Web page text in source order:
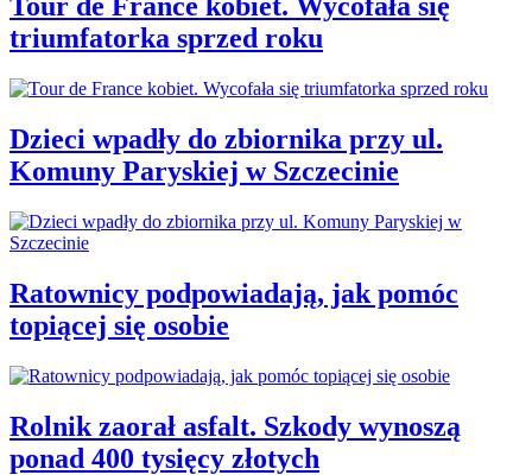
Tour de France kobiet. Wycofała się
triumfatorka sprzed roku
Dzieci wpadły do zbiornika przy ul.
Komuny Paryskiej w Szczecinie
Ratownicy podpowiadają, jak pomóc
topiącej się osobie
Rolnik zaorał asfalt. Szkody wynoszą
ponad 400 tysięcy złotych